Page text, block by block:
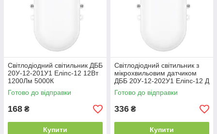
Світлодіодний світильник ДББ
20У-12-201У1 Еліпс-12 12Вт
1200Лм 5000К
Готово до відправки
168 ₴
Купити
Світлодіодний світильник з
мікрохвильовим датчиком
ДББ 20У-12-202У1 Еліпс-12 Д
12Вт 1200Лм 5000К
Готово до відправки
336 ₴
Купити